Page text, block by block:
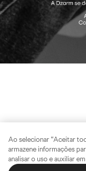
Ao selecionar “Aceitar
armazene informações
analisar o uso e auxiliar